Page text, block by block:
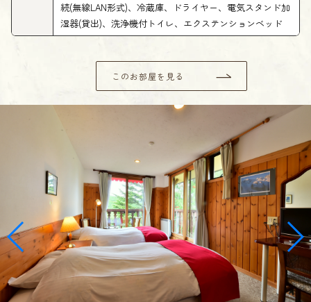
続(無線LAN形式)、冷蔵庫、ドライヤー、電気スタンド加
湿器(貸出)、洗浄機付トイレ、エクステンションベッド
このお部屋を見る